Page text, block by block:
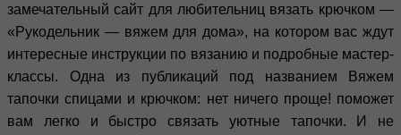
замечательный сайт для любительниц вязать крючком —
«Рукодельник — вяжем для дома», на котором вас ждут
интересные инструкции по вязанию и подробные мастер-
классы. Одна из публикаций под названием Вяжем
тапочки спицами и крючком: нет ничего проще! поможет
вам легко и быстро связать уютные тапочки. И не